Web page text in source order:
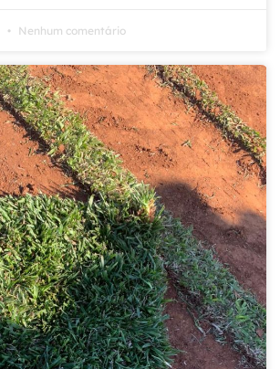
Nenhum comentário